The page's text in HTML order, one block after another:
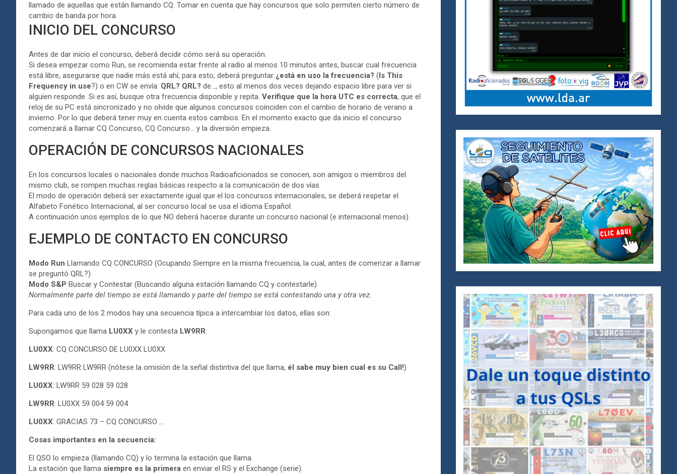
llamado de aquellas que están llamando CQ. Tomar en cuenta que hay concursos que solo permiten cierto número de
cambio de banda por hora.
INICIO DEL CONCURSO
Antes de dar inicio el concurso, deberá decidir cómo será su operación.
Si desea empezar como Run, se recomienda estar frente al radio al menos 10 minutos antes, buscar cual frecuencia
está libre, asegurarse que nadie más está ahí; para esto, deberá preguntar ¿está en uso la frecuencia? (Is This
Frequency in use?) o en CW se envía: QRL? QRL? de…, esto al menos dos veces dejando espacio libre para ver si
alguien responde. Si es así, busque otra frecuencia disponible y repita. Verifique que la hora UTC es correcta, que el
reloj de su PC está sincronizado y no olvide que algunos concursos coinciden con el cambio de horario de verano a
invierno. Por lo que deberá tener muy en cuenta estos cambios. En el momento exacto que da inicio el concurso
comenzará a llamar CQ Concurso, CQ Concurso… y la diversión empieza.
OPERACIÓN DE CONCURSOS NACIONALES
En los concursos locales o nacionales donde muchos Radioaficionados se conocen, son amigos o miembros del
mismo club, se rompen muchas reglas básicas respecto a la comunicación de dos vías.
El modo de operación deberá ser exactamente igual que el los concursos internacionales, se deberá respetar el
Alfabeto Fonético Internacional, al ser concurso local se usa el idioma Español.
A continuación unos ejemplos de lo que NO deberá hacerse durante un concurso nacional (e internacional menos)
EJEMPLO DE CONTACTO EN CONCURSO
Modo Run Llamando CQ CONCURSO (Ocupando Siempre en la misma frecuencia, la cual, antes de comenzar a llamar
se preguntó QRL?)
Modo S&P Buscar y Contestar (Buscando alguna estación llamando CQ y contestarle)
Normalmente parte del tiempo se está llamando y parte del tiempo se está contestando una y otra vez.
Para cada uno de los 2 modos hay una secuencia típica a intercambiar los datos, ellas son:
Supongamos que llama LU0XX y le contesta LW9RR:
LU0XX: CQ CONCURSO DE LU0XX LU0XX
LW9RR: LW9RR LW9RR (nótese la omisión de la señal distintiva del que llama, él sabe muy bien cual es su Call!)
LU0XX: LW9RR 59 028 59 028
LW9RR: LU0XX 59 004 59 004
LU0XX: GRACIAS 73 – CQ CONCURSO …
Cosas importantes en la secuencia:
El QSO lo empieza (llamando CQ) y lo termina la estación que llama.
La estación que llama siempre es la primera en enviar el RS y el Exchange (serie).